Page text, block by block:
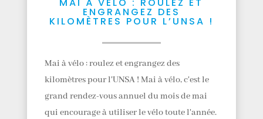
MAI À VÉLO : ROULEZ ET
ENGRANGEZ DES
KILOMÈTRES POUR L’UNSA !
Mai à vélo : roulez et engrangez des
kilomètres pour l'UNSA ! Mai à vélo, c'est le
grand rendez-vous annuel du mois de mai
qui encourage à utiliser le vélo toute l'année.